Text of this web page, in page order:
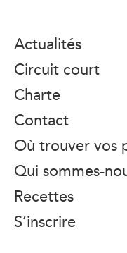
Actualités
Circuit court
Charte
Contact
Où trouver vos
Qui sommes-
Recettes
S’inscrire